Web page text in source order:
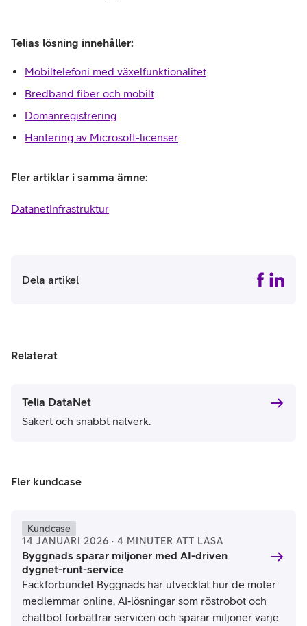
Telias lösning innehåller:
Mobiltelefoni med växelfunktionalitet
Bredband fiber och mobilt
Domänregistrering
Hantering av Microsoft-licenser
Fler artiklar i samma ämne:
DatanetInfrastruktur
Dela artikel
Relaterat
Telia DataNet
Säkert och snabbt nätverk.
Fler kundcase
Kundcase
14 JANUARI 2026 · 4 MINUTER ATT LÄSA
Byggnads sparar miljoner med AI-driven
dygnet-runt-service
Fackförbundet Byggnads har utvecklat hur de möter
medlemmar online. AI‑lösningar som röstrobot och
chattbot förbättrar servicen och sparar miljoner varje